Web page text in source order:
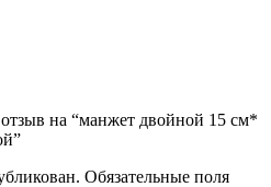
на “манжет двойной 15 см*
Обязательные поля